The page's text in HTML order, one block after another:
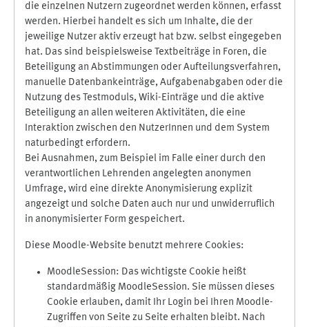
die einzelnen Nutzern zugeordnet werden können, erfasst
werden. Hierbei handelt es sich um Inhalte, die der
jeweilige Nutzer aktiv erzeugt hat bzw. selbst eingegeben
hat. Das sind beispielsweise Textbeiträge in Foren, die
Beteiligung an Abstimmungen oder Aufteilungsverfahren,
manuelle Datenbankeinträge, Aufgabenabgaben oder die
Nutzung des Testmoduls, Wiki-Einträge und die aktive
Beteiligung an allen weiteren Aktivitäten, die eine
Interaktion zwischen den NutzerInnen und dem System
naturbedingt erfordern.
Bei Ausnahmen, zum Beispiel im Falle einer durch den
verantwortlichen Lehrenden angelegten anonymen
Umfrage, wird eine direkte Anonymisierung explizit
angezeigt und solche Daten auch nur und unwiderruflich
in anonymisierter Form gespeichert.
Diese Moodle-Website benutzt mehrere Cookies:
MoodleSession: Das wichtigste Cookie heißt
standardmäßig MoodleSession. Sie müssen dieses
Cookie erlauben, damit Ihr Login bei Ihren Moodle-
Zugriffen von Seite zu Seite erhalten bleibt. Nach